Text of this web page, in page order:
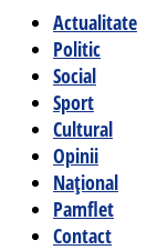
Actualitate
Politic
Social
Sport
Cultural
Opinii
Național
Pamflet
Contact